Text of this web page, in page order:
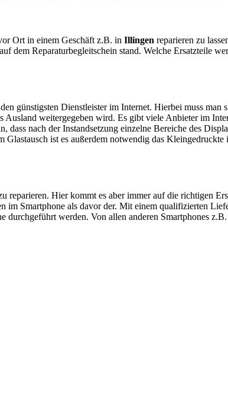
Ort in einem Geschäft z.B. in Illingen reparieren zu
dem Reparaturbegleitschein stand. Welche Ersatzteile
günstigsten Dienstleister im Internet. Hierbei muss
weitergegeben wird. Es gibt viele Anbieter im
dass nach der Instandsetzung einzelne Bereiche des
ist es außerdem notwendig das
reparieren. Hier kommt es aber immer auf die richtigen
im Smartphone als davor der. Mit einem qualifizierten
durchgeführt werden. Von allen anderen Smartphones